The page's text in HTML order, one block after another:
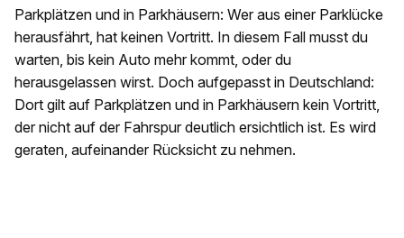
Parkplätzen und in Parkhäusern: Wer aus einer Parklücke
herausfährt, hat keinen Vortritt. In diesem Fall musst du
warten, bis kein Auto mehr kommt, oder du
herausgelassen wirst. Doch aufgepasst in Deutschland:
Dort gilt auf Parkplätzen und in Parkhäusern kein Vortritt,
der nicht auf der Fahrspur deutlich ersichtlich ist. Es wird
geraten, aufeinander Rücksicht zu nehmen.